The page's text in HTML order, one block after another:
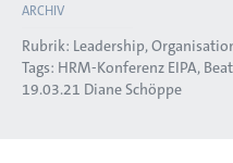
ARCHIV
Rubrik: Leadership,
Tags: HRM-Konferenz EIPA
19.03.21 Diane Schöppe